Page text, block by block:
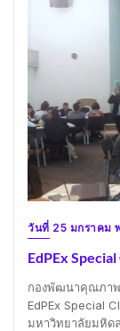
วันที่ 25 มกราคม
EdPEx
กองพัฒนาคุณภาพ
EdPEx Special
มหาวิทยาลัยมหิด